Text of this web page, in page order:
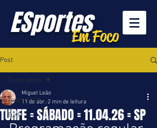
ESportesEm Foco
Post
Todos posts
Turfe
Todos posts
TURFE = SÁBADO = 11.04.26 = SP
Miguel Leão
11 de abr. 2 min de leitura